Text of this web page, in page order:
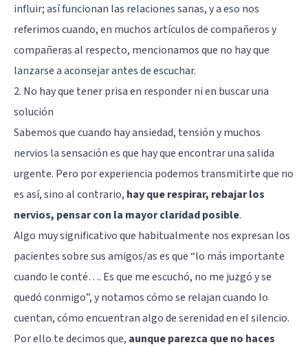
influir; así funcionan las relaciones sanas, y a eso nos
referimos cuando, en muchos artículos de compañeros y
compañeras al respecto, mencionamos que no hay que
lanzarse a aconsejar antes de escuchar.
2. No hay que tener prisa en responder ni en buscar una
solución
Sabemos que cuando hay ansiedad, tensión y muchos
nervios la sensación es que hay que encontrar una salida
urgente. Pero por experiencia podemos transmitirte que no
es así, sino al contrario, hay que respirar, rebajar los
nervios, pensar con la mayor claridad posible.
Algo muy significativo que habitualmente nos expresan los
pacientes sobre sus amigos/as es que “lo más importante
cuando le conté…. Es que me escuchó, no me juzgó y se
quedó conmigo”, y notamos cómo se relajan cuando lo
cuentan, cómo encuentran algo de serenidad en el silencio.
Por ello te decimos que, aunque parezca que no haces